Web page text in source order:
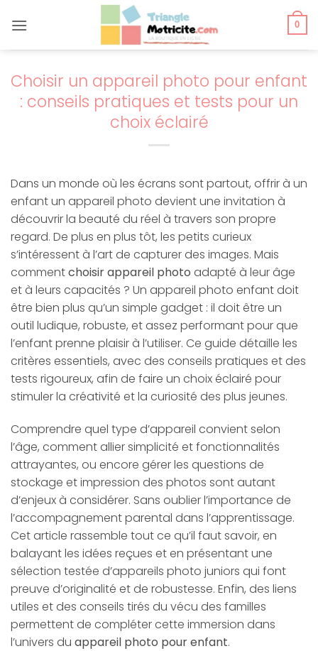
au
0
Choisir un appareil photo pour enfant
: conseils pratiques et tests pour un
choix éclairé
Dans un monde où les écrans sont partout, offrir à un
enfant un appareil photo devient une invitation à
découvrir la beauté du réel à travers son propre
regard. De plus en plus tôt, les petits curieux
s’intéressent à l’art de capturer des images. Mais
commentchoisir appareil photo adapté à leur âge
et à leurs capacités ? Un appareil photo enfant doit
être bien plus qu’un simple gadget : il doit être un
outil ludique, robuste, et assez performant pour que
l’enfant prenne plaisir à l’utiliser. Ce guide détaille les
critères essentiels, avec des conseils pratiques et des
tests rigoureux, afin de faire un choix éclairé pour
stimuler la créativité et la curiosité des plus jeunes.
Comprendre quel type d’appareil convient selon
l’âge, comment allier simplicité et fonctionnalités
attrayantes, ou encore gérer les questions de
stockage et impression des photos sont autant
d’enjeux à considérer. Sans oublier l’importance de
l’accompagnement parental dans l’apprentissage.
Cet article rassemble tout ce qu’il faut savoir, en
balayant les idées reçues et en présentant une
sélection testée d’appareils photo juniors qui font
preuve d’originalité et de robustesse. Enfin, des liens
utiles et des conseils tirés du vécu des familles
permettent de compléter cette immersion dans
l’univers du appareil photo pour enfant.